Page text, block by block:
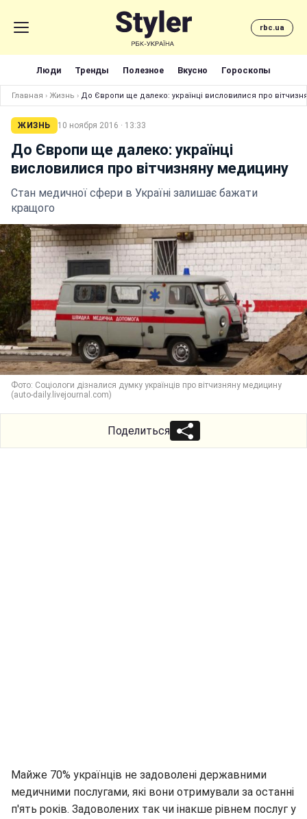
rbc.ua
Люди Тренды Полезное Вкусно Гороскопы
Главная › Жизнь › До Європи ще далеко: українці висловилися про
ЖИЗНЬ 10 ноября 2016 · 13:33
До Європи ще далеко: українці
висловилися про вітчизняну медицину
Стан медичної сфери в Україні залишає бажати
кращого
Фото: Соціологи дізналися думку українців про вітчизняну медицину
(auto-daily.livejournal.com)
Поделиться
Майже 70% українців не задоволені державними
медичними послугами, які вони отримували за останні
п'ять років. Задоволених так чи інакше рівнем послуг у